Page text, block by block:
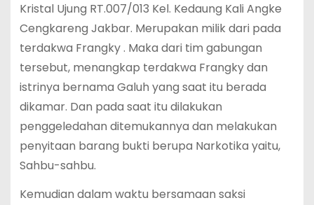
Kristal Ujung RT.007/013 Kel. Kedaung Kali Angke
Cengkareng Jakbar. Merupakan milik dari pada
terdakwa Frangky . Maka dari tim gabungan
tersebut, menangkap terdakwa Frangky dan
istrinya bernama Galuh yang saat itu berada
dikamar. Dan pada saat itu dilakukan
penggeledahan ditemukannya dan melakukan
penyitaan barang bukti berupa Narkotika yaitu,
Sahbu-sahbu.
Kemudian dalam waktu bersamaan saksi